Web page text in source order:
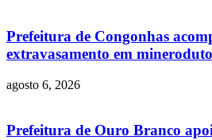
Prefeitura de Congonhas
extravasamento em
agosto 6, 2026
Prefeitura de Ouro Branco